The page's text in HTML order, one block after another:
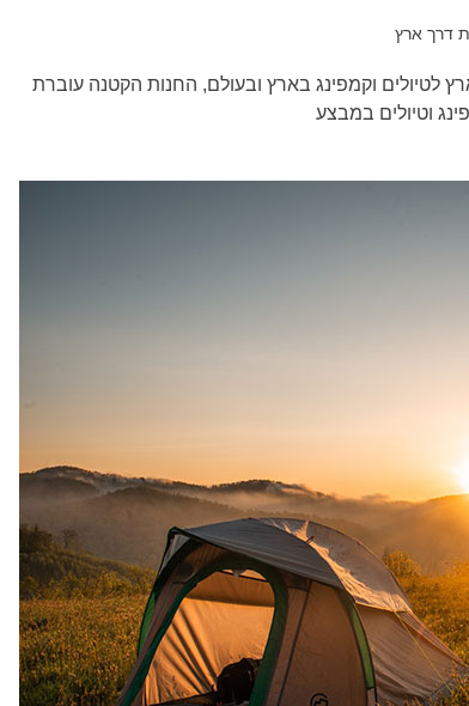
דרך ארץ
לטיולים וקמפינג בארץ ובעולם, החנות הקטנה עוברת
וטיולים במבצע